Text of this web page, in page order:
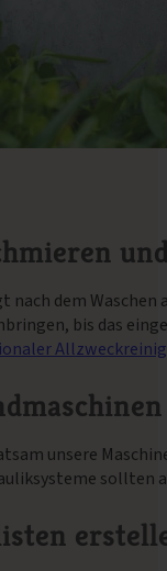
nach dem
bis das
unsere
sollten